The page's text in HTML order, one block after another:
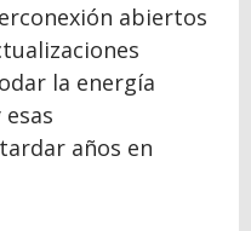
abiertos
la energía
años en